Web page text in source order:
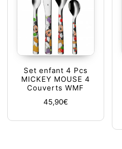
Set enfant 4 Pcs
MICKEY MOUSE 4
Couverts WMF
45,90€